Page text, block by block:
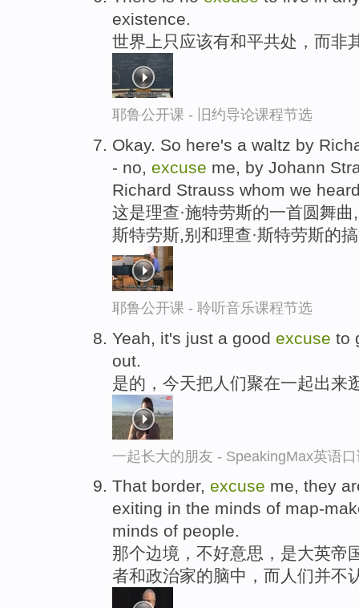
existence.
世界上只应该有和平共处，而非
耶鲁公开课 - 旧约导论课程节选
Okay. So here's a waltz by
- no, excuse me, by Johann
Richard Strauss whom we
这是理查·施特劳斯的一首圆舞
斯特劳斯,别和理查·斯特劳斯的
耶鲁公开课 - 聆听音乐课程节选
Yeah, it's just a good excuse to
out.
是的，今天把人们聚在一起出来
一起长大的朋友 - SpeakingMax英语
That border, excuse me, they
exiting in the minds of map-
minds of people.
那个边境，不好意思，是大英帝
者和政治家的脑中，而人们并不